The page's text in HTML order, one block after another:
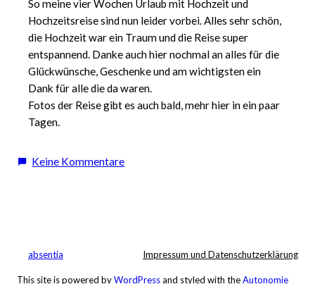
So meine vier Wochen Urlaub mit Hochzeit und
Hochzeitsreise sind nun leider vorbei. Alles sehr schön,
die Hochzeit war ein Traum und die Reise super
entspannend. Danke auch hier nochmal an alles für die
Glückwünsche, Geschenke und am wichtigsten ein
Dank für alle die da waren.
Fotos der Reise gibt es auch bald, mehr hier in ein paar
Tagen.
Keine Kommentarezu
absentia Impressum und Datenschutzerklärung
This site is powered byWordPressand styled with theAutonomie